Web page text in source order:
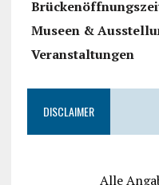
Museen &
Veranstaltungen
DISCLAIMER
Alle